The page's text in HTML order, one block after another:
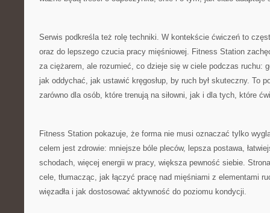
Serwis podkreśla też rolę techniki. W kontekście ćwiczeń to
oraz do lepszego czucia pracy mięśniowej. Fitness Station
za ciężarem, ale rozumieć, co dzieje się w ciele podczas ruchu:
jak oddychać, jak ustawić kręgosłup, by ruch był skuteczny. To
zarówno dla osób, które trenują na siłowni, jak i dla tych, które
Fitness Station pokazuje, że forma nie musi oznaczać tylko
celem jest zdrowie: mniejsze bóle pleców, lepsza postawa,
schodach, więcej energii w pracy, większa pewność siebie.
cele, tłumacząc, jak łączyć pracę nad mięśniami z elementami
więzadła i jak dostosować aktywność do poziomu kondycji.